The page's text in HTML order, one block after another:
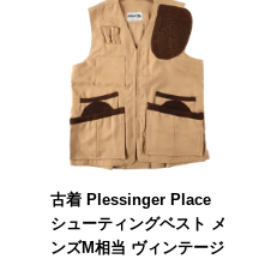
古着 Plessinger Place
シューティングベスト メ
ンズM相当 ヴィンテージ